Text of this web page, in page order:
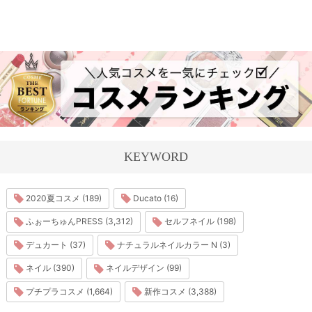
KEYWORD
2020夏コスメ (189) Ducato (16)
ふぉーちゅんPRESS (3,312) セルフネイル (198)
デュカート (37) ナチュラルネイルカラー N (3)
ネイル (390) ネイルデザイン (99)
プチプラコスメ (1,664) 新作コスメ (3,388)